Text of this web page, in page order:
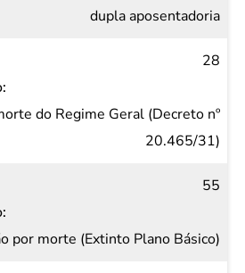
dupla aposentadoria
28
do Regime Geral (Decreto nº
20.465/31)
55
por morte (Extinto Plano Básico)